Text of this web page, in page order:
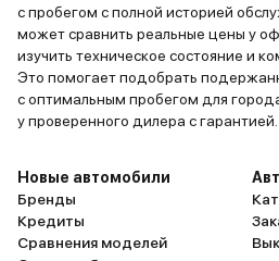
с пробегом с полной историей
может сравнить реальные цены у
изучить техническое состояние и
Это помогает подобрать
с оптимальным пробегом для
у проверенного дилера с гарантией.
Новые автомобили
Бренды
Кредиты
Сравнения моделей